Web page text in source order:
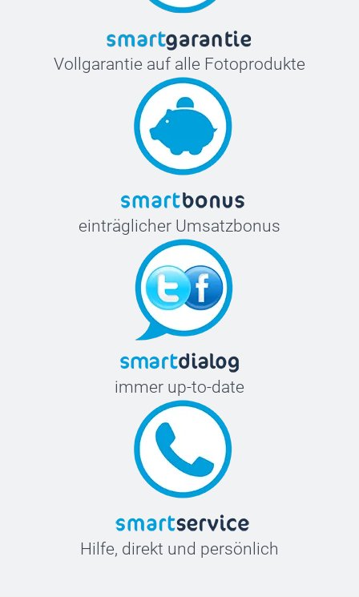
Vollgarantie auf alle Fotoprodukte
einträglicher Umsatzbonus
immer up-to-date
Hilfe, direkt und persönlich